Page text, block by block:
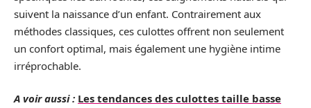
suivent la naissance d’un enfant. Contrairement aux
méthodes classiques, ces culottes offrent non seulement
un confort optimal, mais également une hygiène intime
irréprochable.
A voir aussi : Les tendances des culottes taille basse